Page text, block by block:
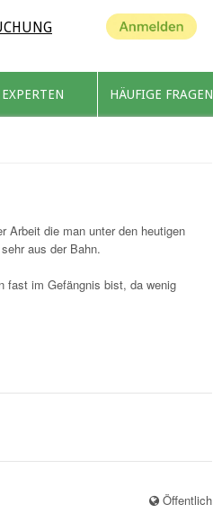
ANMELDEN
EXPERTEN HÄUFIGE FRAGEN
Arbeit die man unter den heutigen
aus der Bahn.
fast im Gefängnis bist, da wenig
Öffentlich